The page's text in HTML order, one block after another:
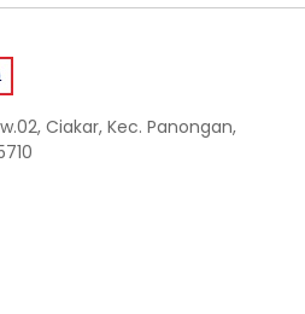
Ciakar, Kec. Panongan,